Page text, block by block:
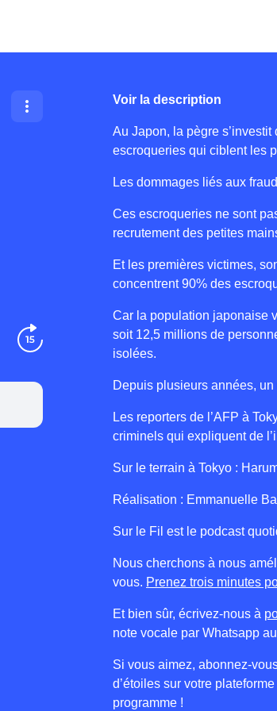
Voir la description
Au Japon, la pègre
escroqueries qui ciblent les
Les dommages liés aux
Ces escroqueries ne sont
recrutement des petites
Et les premières victimes,
concentrent 90% des
Car la population japonaise
soit 12,5 millions de
isolées.
Depuis plusieurs années,
Les reporters de l’AFP à
criminels qui expliquent de
Sur le terrain à Tokyo :
Réalisation : Emmanuelle
Sur le Fil est le podcast
Nous cherchons à nous
vous. Prenez trois minutes
Et bien sûr, écrivez-nous à
note vocale par Whatsapp
Si vous aimez, abonnez-
d’étoiles sur votre
programme !